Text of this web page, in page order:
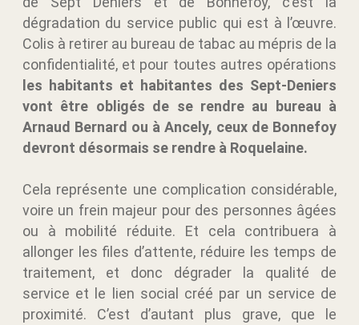
dégradation du service public qui est à l’œuvre.
Colis à retirer au bureau de tabac au mépris de la
confidentialité, et pour toutes autres opérations
les habitants et habitantes des Sept-Deniers
vont être obligés de se rendre au bureau à
Arnaud Bernard ou à Ancely, ceux de Bonnefoy
devront désormais se rendre à Roquelaine.
Cela représente une complication considérable,
voire un frein majeur pour des personnes âgées
ou à mobilité réduite. Et cela contribuera à
allonger les files d’attente, réduire les temps de
traitement, et donc dégrader la qualité de
service et le lien social créé par un service de
proximité. C’est d’autant plus grave, que le